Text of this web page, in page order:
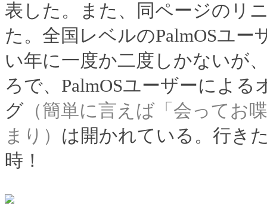
表した。また、同ページのリ
た。全国レベルのPalmOSユ
い年に一度か二度しかないが
ろで、PalmOSユーザーによ
グ （簡単に言えば「会ってお
まり） は開かれている。行き
時！